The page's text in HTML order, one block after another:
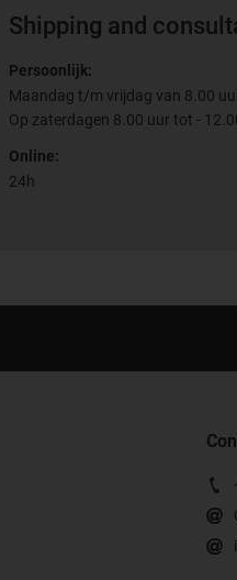
Shipping and
Persoonlijk:
Maandag t/m vrijdag van 8.00
Op zaterdagen 8.00 uur tot -
Online:
24h